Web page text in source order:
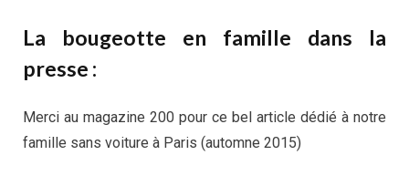
La bougeotte en famille dans la
presse :
Merci au magazine 200 pour ce bel article dédié à notre
famille sans voiture à Paris (automne 2015)